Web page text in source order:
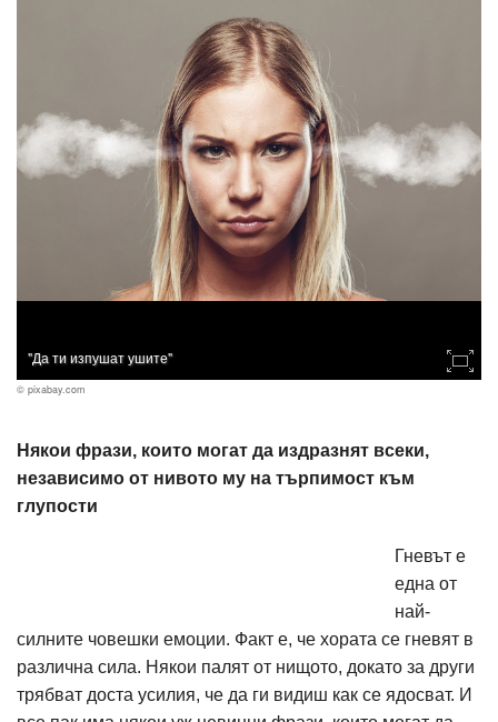
"Да ти изпушат ушите"
© pixabay.com
Някои фрази, които могат да издразнят всеки,
независимо от нивото му на търпимост към
глупости
Гневът е
една от
най-
силните човешки емоции. Факт е, че хората се гневят в
различна сила. Някои палят от нищото, докато за други
трябват доста усилия, че да ги видиш как се ядосват. И